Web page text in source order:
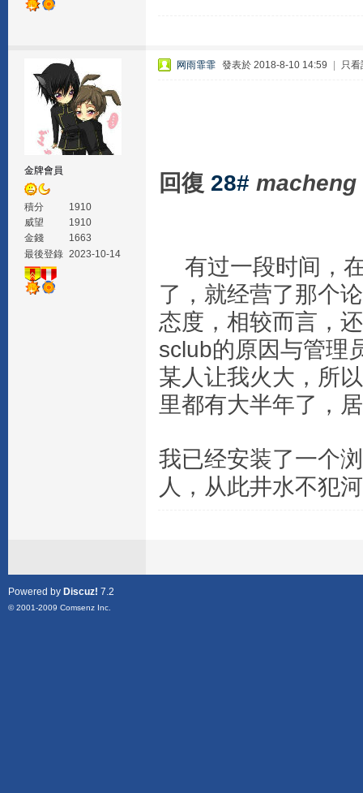
金牌會員
積分
1910
威望
1910
金錢
1663
最後登錄 2023-10-14
网雨霏霏 發表於 2018-8-10 14:59 只看
回復 28# macheng
有过一段时间，
了，就经营了那个
态度，相较而言，
sclub的原因与管理
某人让我火大，所
里都有大半年了，
我已经安装了一个
人，从此井水不犯
Powered by Discuz! 7.2
© 2001-2009 Comsenz Inc.